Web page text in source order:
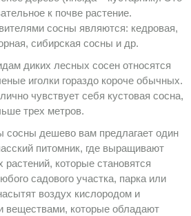
к почве растение.
сосны являются: кедровая,
сибирская сосны и др.
диких лесных сосен относятся
иголки гораздо короче обычных.
чувствует себя кустовая сосна,
трех метров.
сосны дешево вам предлагает один
питомник, где выращивают
которые становятся
садового участка, парка или
воздух кислородом и
которые обладают